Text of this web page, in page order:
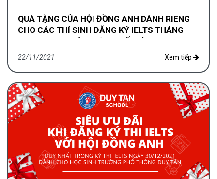
QUÀ TẶNG CỦA HỘI ĐỒNG ANH DÀNH RIÊNG
CHO CÁC THÍ SINH ĐĂNG KÝ IELTS THÁNG
12.2021 QUA CÁC ĐƠN VỊ ĐỐI TÁC
22/11/2021 Xem tiếp